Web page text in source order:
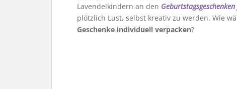
Lavendelkindern an den
plötzlich Lust, selbst kreativ zu werden. Wie
Geschenke individuell verpacken?